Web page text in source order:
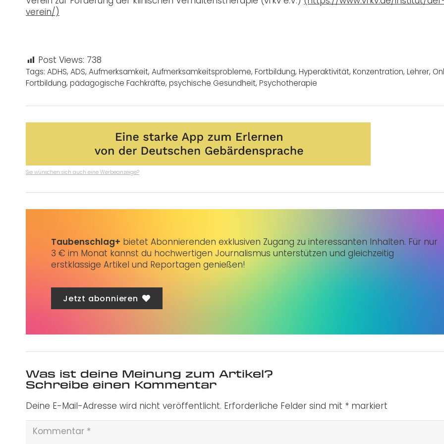
verein/)
Post Views: 738
Tags: ADHS, ADS, Aufmerksamkeit, Aufmerksamkeitsprobleme, Fortbildung, Hyperaktivität, Konzentration, Lehrer,
Fortbildung, pädagogische Fachkräfte, psychische Gesundheit, Psychotherapie
Sie wünschen sich auch eine Werbeanzeige?
Taubenschlag+ bietet Abonnierenden exklusiven Zugang zu interessanten Inhalten. Für nur
3 € im Monat kannst du hochwertigen Journalismus unterstützen und gleichzeitig
erstklassige Artikel und Reportagen genießen!
Jetzt abonnieren
Was ist deine Meinung zum Artikel?
Schreibe einen Kommentar
Deine E-Mail-Adresse wird nicht veröffentlicht. Erforderliche Felder sind mit * markiert